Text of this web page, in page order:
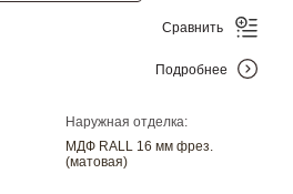
Наружная отделка:
МДФ RALL 16 мм фрез.
(матовая)
Сравнить
Подробнее